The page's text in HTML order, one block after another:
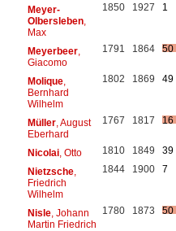
Meyer-
Olbersleben,
Max
1850 1927 1
Meyerbeer,
Giacomo
1791 1864 50
Molique,
Bernhard
Wilhelm
1802 1869 49
Müller, August
Eberhard
1767 1817 16
Nicolai, Otto 1810 1849
39
Nietzsche,
Friedrich
Wilhelm
1844 1900 7
Nisle, Johann
Martin Friedrich
1780 1873 50